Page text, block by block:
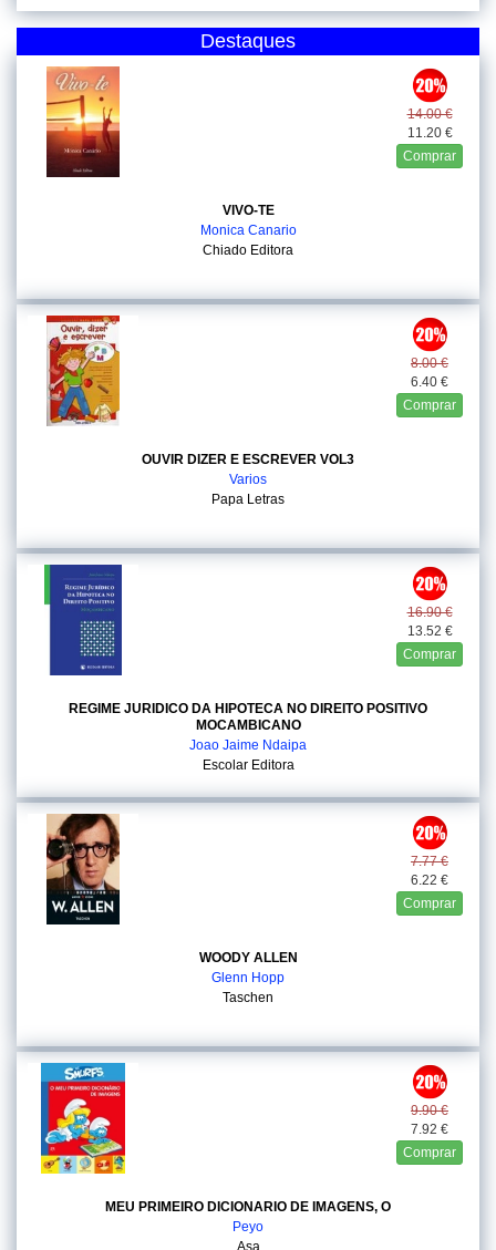
Destaques
14.00 €
11.20 €
Comprar
VIVO-TE
Monica Canario
Chiado Editora
8.00 €
6.40 €
Comprar
OUVIR DIZER E ESCREVER VOL3
Varios
Papa Letras
16.90 €
13.52 €
Comprar
REGIME JURIDICO DA HIPOTECA NO DIREITO POSITIVO
MOCAMBICANO
Joao Jaime Ndaipa
Escolar Editora
7.77 €
6.22 €
Comprar
WOODY ALLEN
Glenn Hopp
Taschen
9.90 €
7.92 €
Comprar
MEU PRIMEIRO DICIONARIO DE IMAGENS, O
Peyo
Asa